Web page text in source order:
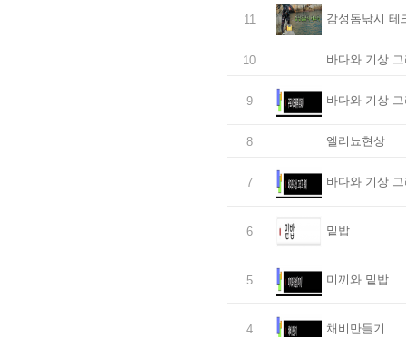
11 감성돔낚시 테
10 바다와 기상
9 바다와 기상
8 엘리뇨현상
7 바다와 기상
6 밑밥
5 미끼와 밑밥
4 채비만들기